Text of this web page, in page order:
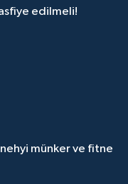
edilmeli!
münker ve fitne